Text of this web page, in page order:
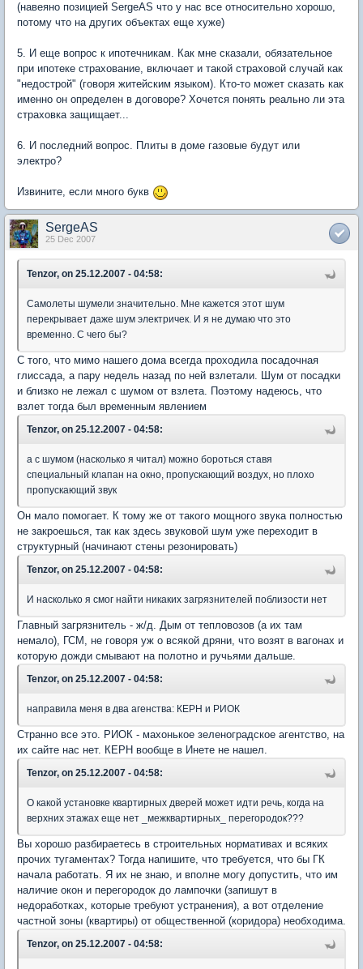
(навеяно позицией SergeAS что у нас все относительно хорошо,
потому что на других объектах еще хуже)
5. И еще вопрос к ипотечникам. Как мне сказали, обязательное
при ипотеке страхование, включает и такой страховой случай как
"недострой" (говоря житейским языком). Кто-то может сказать как
именно он определен в договоре? Хочется понять реально ли эта
страховка защищает...
6. И последний вопрос. Плиты в доме газовые будут или
электро?
Извините, если много букв
SergeAS
25 Dec 2007
Tenzor, on 25.12.2007 - 04:58:
Самолеты шумели значительно. Мне кажется этот шум
перекрывает даже шум электричек. И я не думаю что это
временно. С чего бы?
С того, что мимо нашего дома всегда проходила посадочная
глиссада, а пару недель назад по ней взлетали. Шум от посадки
и близко не лежал с шумом от взлета. Поэтому надеюсь, что
взлет тогда был временным явлением
Tenzor, on 25.12.2007 - 04:58:
а с шумом (насколько я читал) можно бороться ставя
специальный клапан на окно, пропускающий воздух, но плохо
пропускающий звук
Он мало помогает. К тому же от такого мощного звука полностью
не закроешься, так как здесь звуковой шум уже переходит в
структурный (начинают стены резонировать)
Tenzor, on 25.12.2007 - 04:58:
И насколько я смог найти никаких загрязнителей поблизости нет
Главный загрязнитель - ж/д. Дым от тепловозов (а их там
немало), ГСМ, не говоря уж о всякой дряни, что возят в вагонах и
которую дожди смывают на полотно и ручьями дальше.
Tenzor, on 25.12.2007 - 04:58:
направила меня в два агенства: КЕРН и РИОК
Странно все это. РИОК - махонькое зеленоградское агентство, на
их сайте нас нет. КЕРН вообще в Инете не нашел.
Tenzor, on 25.12.2007 - 04:58:
О какой установке квартирных дверей может идти речь, когда на
верхних этажах еще нет _межквартирных_ перегородок???
Вы хорошо разбираетесь в строительных нормативах и всяких
прочих тугаментах? Тогда напишите, что требуется, что бы ГК
начала работать. Я их не знаю, и вполне могу допустить, что им
наличие окон и перегородок до лампочки (запишут в
недоработках, которые требуют устранения), а вот отделение
частной зоны (квартиры) от общественной (коридора) необходима.
Tenzor, on 25.12.2007 - 04:58: